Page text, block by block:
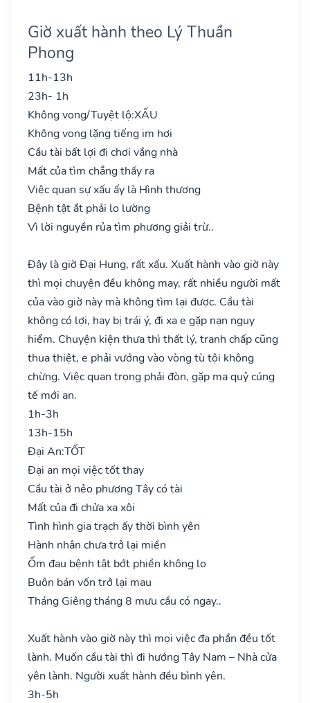
Giờ xuất hành theo Lý Thuần
Phong
11h-13h
23h- 1h
Không vong/Tuyệt lộ:XẤU
Không vong lặng tiếng im hơi
Cầu tài bất lợi đi chơi vắng nhà
Mất của tìm chẳng thấy ra
Việc quan sự xấu ấy là Hình thương
Bệnh tật ắt phải lo lường
Vì lời nguyền rủa tìm phương giải trừ..
Đây là giờ Đại Hung, rất xấu. Xuất hành vào giờ này
thì mọi chuyện đều không may, rất nhiều người mất
của vào giờ này mà không tìm lại được. Cầu tài
không có lợi, hay bị trái ý, đi xa e gặp nạn nguy
hiểm. Chuyện kiện thưa thì thất lý, tranh chấp cũng
thua thiệt, e phải vướng vào vòng tù tội không
chừng. Việc quan trọng phải đòn, gặp ma quỷ cúng
tế mới an.
1h-3h
13h-15h
Đại An:TỐT
Đại an mọi việc tốt thay
Cầu tài ở nẻo phương Tây có tài
Mất của đi chửa xa xôi
Tình hình gia trạch ấy thời bình yên
Hành nhân chưa trở lại miền
Ốm đau bệnh tật bớt phiền không lo
Buôn bán vốn trở lại mau
Tháng Giêng tháng 8 mưu cầu có ngay..
Xuất hành vào giờ này thì mọi việc đa phần đều tốt
lành. Muốn cầu tài thì đi hướng Tây Nam – Nhà cửa
yên lành. Người xuất hành đều bình yên.
3h-5h